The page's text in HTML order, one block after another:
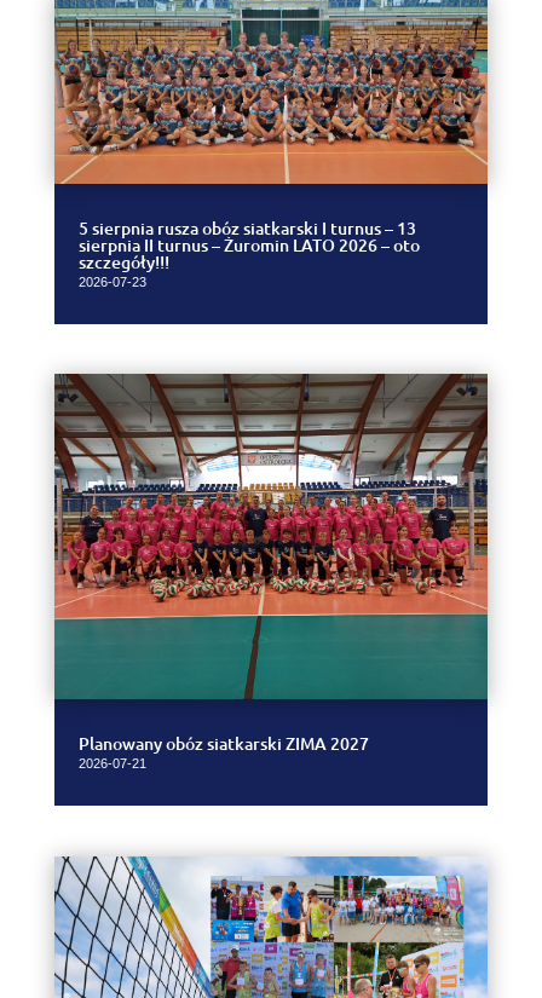
5 sierpnia rusza obóz siatkarski I turnus – 13
sierpnia II turnus – Żuromin LATO 2026 – oto
szczegóły!!!
2026-07-23
Planowany obóz siatkarski ZIMA 2027
2026-07-21